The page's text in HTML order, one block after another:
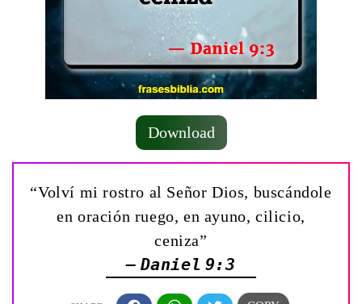
Download
“Volví mi rostro al Señor Dios, buscándole
en oración ruego, en ayuno, cilicio,
ceniza”
— Daniel 9:3